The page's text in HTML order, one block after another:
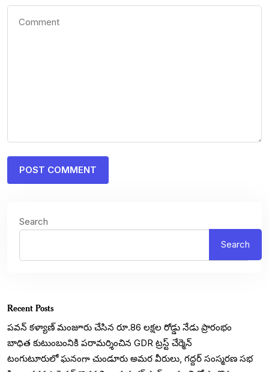
Search
Search
Recent Posts
పవన్ కళ్యాణ్ మంజూరు చేసిన రూ.86 లక్షల రోడ్డు నేడు ప్రారంభం
బాధిత కుటుంబంనికి పరామర్శించిన GDR ట్రస్ట్ చేర్మెన్
టంగుటూరులో ఘనంగా చుండూరు అమర వీరులు, గద్దర్ సంస్మరణ సభ